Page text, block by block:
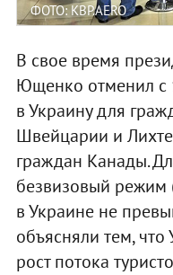
ФОТО: KBP.AERO
В свое время
Ющенко отменил с
в Украину для
Швейцарии и
граждан Канады.
безвизовый режим
в Украине не
объясняли тем,
рост потока